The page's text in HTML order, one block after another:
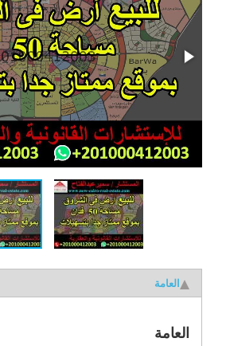
العامة
العامة